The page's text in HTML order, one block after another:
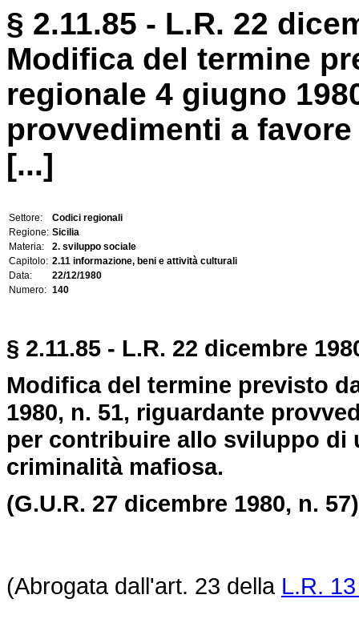
§ 2.11.85 - L.R. 22
Modifica del termine
regionale 4 giugno
provvedimenti a
[...]
Settore:
Codici regionali
Regione: Sicilia
Materia:
2. sviluppo sociale
Capitolo: 2.11 informazione, beni e attività culturali
Data:
22/12/1980
Numero: 140
§ 2.11.85 - L.R. 22 dicembre
Modifica del termine previsto
1980, n. 51, riguardante
per contribuire allo sviluppo di
criminalità mafiosa.
(G.U.R. 27 dicembre 1980, n.
(Abrogata dall'art. 23 della L.R.